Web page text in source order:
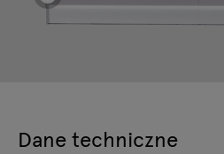
Dane techniczne